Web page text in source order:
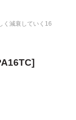
く減衰していく16